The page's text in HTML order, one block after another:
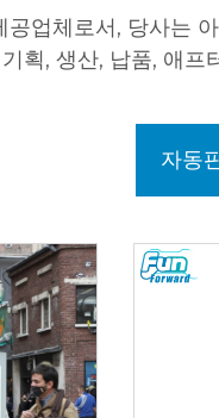
업체로서, 당사는
획, 생산, 납품, 애프
자동